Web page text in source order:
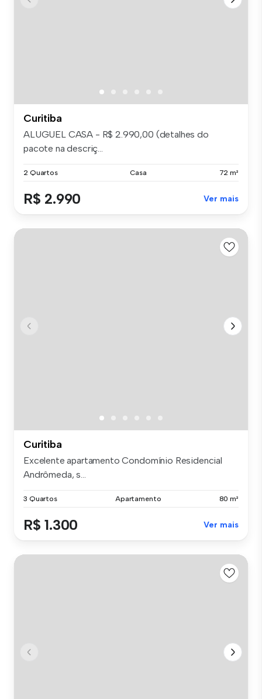
Curitiba
ALUGUEL CASA - R$ 2.990,00 (detalhes do
pacote na descriç...
2 Quartos Casa 72 m²
R$ 2.990 Ver mais
Curitiba
Excelente apartamento Condomínio Residencial
Andrômeda, s...
3 Quartos Apartamento 80 m²
R$ 1.300 Ver mais